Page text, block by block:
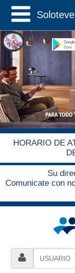
Soloteve
HORARIO DE
Su
Comunicate con